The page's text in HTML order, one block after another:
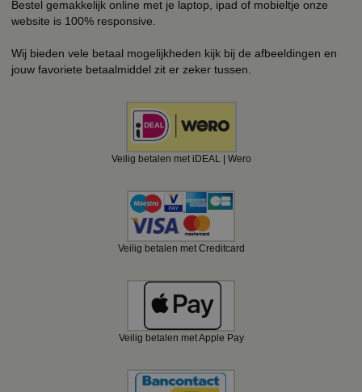
Bestel gemakkelijk online met je laptop, ipad of mobieltje onze
website is 100% responsive.
Wij bieden vele betaal mogelijkheden kijk bij de afbeeldingen en
jouw favoriete betaalmiddel zit er zeker tussen.
Veilig betalen met iDEAL | Wero
Veilig betalen met Creditcard
Veilig betalen met Apple Pay